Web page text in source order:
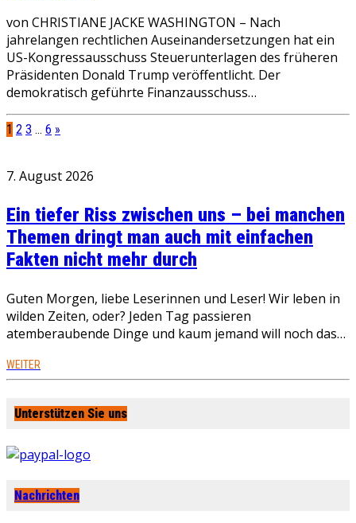
von CHRISTIANE JACKE WASHINGTON – Nach
jahrelangen rechtlichen Auseinandersetzungen hat ein
US-Kongressausschuss Steuerunterlagen des früheren
Präsidenten Donald Trump veröffentlicht. Der
demokratisch geführte Finanzausschuss…
1 2 3 … 6 »
7. August 2026
Ein tiefer Riss zwischen uns – bei manchen
Themen dringt man auch mit einfachen
Fakten nicht mehr durch
Guten Morgen, liebe Leserinnen und Leser! Wir leben in
wilden Zeiten, oder? Jeden Tag passieren
atemberaubende Dinge und kaum jemand will noch das…
WEITER
Unterstützen Sie uns
Nachrichten